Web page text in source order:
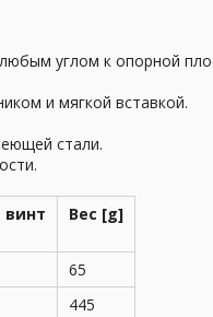
углом к опорной
и мягкой вставкой.
стали.
Вес [g]
65
445